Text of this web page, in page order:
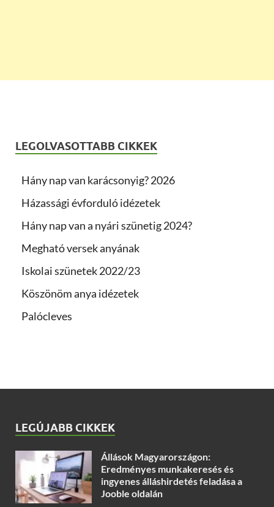
LEGOLVASOTTABB CIKKEK
Hány nap van karácsonyig? 2026
Házassági évforduló idézetek
Hány nap van a nyári szünetig 2024?
Megható versek anyának
Iskolai szünetek 2022/23
Köszönöm anya idézetek
Palócleves
LEGÚJABB CIKKEK
Állások Magyarországon:
Eredményes munkakeresés és
ingyenes álláshirdetés feladása a
Jooble oldalán